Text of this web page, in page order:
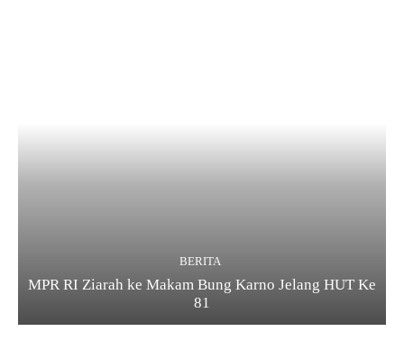
BERITA
MPR RI Ziarah ke Makam Bung Karno Jelang HUT Ke
81